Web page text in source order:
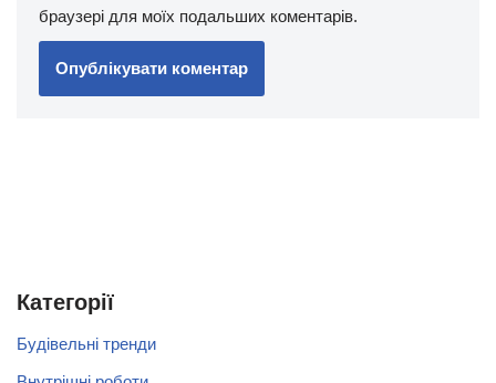
браузері для моїх подальших коментарів.
Категорії
Будівельні тренди